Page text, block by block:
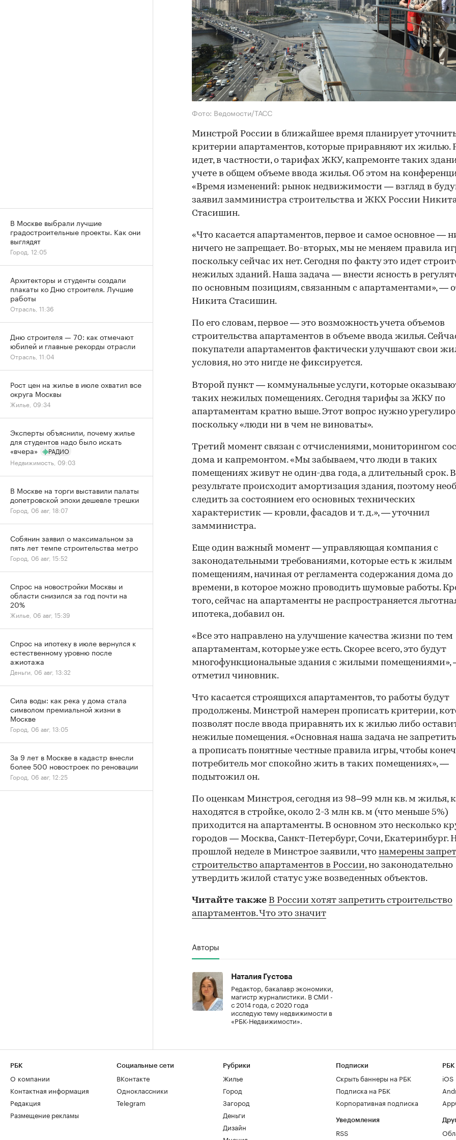
Фото: Ведомости/ТАСС
Минстрой России в ближайшее время планирует
критерии апартаментов, которые приравняют их жилью.
идет, в частности, о тарифах ЖКУ, капремонте таких
учете в общем объеме ввода жилья. Об этом на
«Время изменений: рынок недвижимости — взгляд в
заявил замминистра строительства и ЖКХ России
Стасишин.
«Что касается апартаментов, первое и самое основное —
ничего не запрещает. Во-вторых, мы не меняем правила
поскольку сейчас их нет. Сегодня по факту это идет
нежилых зданий. Наша задача — внести ясность в
по основным позициям, связанным с апартаментами», —
Никита Стасишин.
По его словам, первое — это возможность учета объемов
строительства апартаментов в объеме ввода жилья.
покупатели апартаментов фактически улучшают свои
условия, но это нигде не фиксируется.
Второй пункт — коммунальные услуги, которые
таких нежилых помещениях. Сегодня тарифы за ЖКУ по
апартаментам кратно выше. Этот вопрос нужно
поскольку «люди ни в чем не виноваты».
Третий момент связан с отчислениями, мониторингом
дома и капремонтом. «Мы забываем, что люди в таких
помещениях живут не один-два года, а длительный срок. В
результате происходит амортизация здания, поэтому
следить за состоянием его основных технических
характеристик — кровли, фасадов и т. д.», — уточнил
замминистра.
Еще один важный момент — управляющая компания с
законодательными требованиями, которые есть к жилым
помещениям, начиная от регламента содержания дома до
времени, в которое можно проводить шумовые работы.
того, сейчас на апартаменты не распространяется
ипотека, добавил он.
«Все это направлено на улучшение качества жизни по тем
апартаментам, которые уже есть. Скорее всего, это будут
многофункциональные здания с жилыми помещениями»,
отметил чиновник.
Что касается строящихся апартаментов, то работы будут
продолжены. Минстрой намерен прописать критерии,
позволят после ввода приравнять их к жилью либо
нежилые помещения. «Основная наша задача не
а прописать понятные честные правила игры, чтобы
потребитель мог спокойно жить в таких помещениях», —
подытожил он.
По оценкам Минстроя, сегодня из 98–99 млн кв. м жилья,
находятся в стройке, около 2-3 млн кв. м (что меньше 5%)
приходится на апартаменты. В основном это несколько
городов — Москва, Санкт-Петербург, Сочи, Екатеринбург.
прошлой неделе в Минстрое заявили, что намерены
строительство апартаментов в России, но законодательно
утвердить жилой статус уже возведенных объектов.
Читайте также В России хотят запретить строительство
апартаментов. Что это значит
Авторы
Наталия Густова
Редактор, бакалавр экономики,
магистр журналистики. В СМИ -
с 2014 года, с 2020 года
исследую тему недвижимости в
«РБК-Недвижимости».
В Москве выбрали лучшие
градостроительные проекты. Как они
выглядят
Город, 12:05
Архитекторы и студенты создали
плакаты ко Дню строителя. Лучшие
работы
Отрасль, 11:36
Дню строителя — 70: как отмечают
юбилей и главные рекорды отрасли
Отрасль, 11:04
Рост цен на жилье в июле охватил все
округа Москвы
Жилье, 09:34
Эксперты объяснили, почему жилье
для студентов надо было искать
«вчера»
РАДИО
Недвижимость, 09:03
В Москве на торги выставили палаты
допетровской эпохи дешевле трешки
Город, 06 авг, 18:07
Собянин заявил о максимальном за
пять лет темпе строительства метро
Город, 06 авг, 15:52
Спрос на новостройки Москвы и
области снизился за год почти на
20%
Жилье, 06 авг, 15:39
Спрос на ипотеку в июле вернулся к
естественному уровню после
ажиотажа
Деньги, 06 авг, 13:32
Сила воды: как река у дома стала
символом премиальной жизни в
Москве
Город, 06 авг, 13:05
За 9 лет в Москве в кадастр внесли
более 500 новостроек по реновации
Город, 06 авг, 12:25
РБК
О компании
Контактная информация
Редакция
Размещение рекламы
Социальные сети
ВКонтакте
Одноклассники
Telegram
Рубрики
Жилье
Город
Загород
Деньги
Дизайн
Подписки
Скрыть баннеры на РБК
Подписка на РБК
Корпоративная подписка
Уведомления
RSS
РБК
iOS